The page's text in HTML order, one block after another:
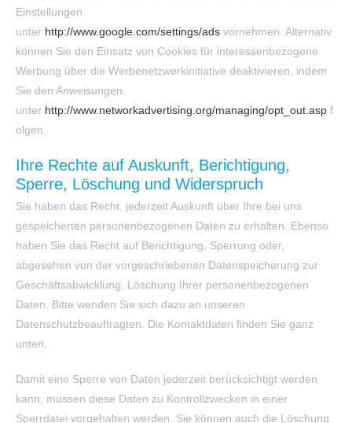
Einstellungen
unter http://www.google.com/settings/ads vornehmen. Alternativ
können Sie den Einsatz von Cookies für interessenbezogene
Werbung über die Werbenetzwerkinitiative deaktivieren, indem
Sie den Anweisungen
unter http://www.networkadvertising.org/managing/opt_out.asp f
olgen.
Ihre Rechte auf Auskunft, Berichtigung,
Sperre, Löschung und Widerspruch
Sie haben das Recht, jederzeit Auskunft über Ihre bei uns
gespeicherten personenbezogenen Daten zu erhalten. Ebenso
haben Sie das Recht auf Berichtigung, Sperrung oder,
abgesehen von der vorgeschriebenen Datenspeicherung zur
Geschäftsabwicklung, Löschung Ihrer personenbezogenen
Daten. Bitte wenden Sie sich dazu an unseren
Datenschutzbeauftragten. Die Kontaktdaten finden Sie ganz
unten.
Damit eine Sperre von Daten jederzeit berücksichtigt werden
kann, müssen diese Daten zu Kontrollzwecken in einer
Sperrdatei vorgehalten werden. Sie können auch die Löschung